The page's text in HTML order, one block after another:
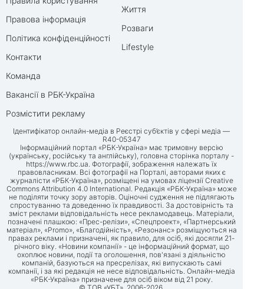
Правова інформація
Політика конфіденційності
Контакти
Команда
Вакансії в РБК-Україна
Розмістити рекламу
Життя
Розваги
Lifestyle
Ідентифікатор онлайн-медіа в Реєстрі суб’єктів у сфері медіа —
R40-05347
Інформаційний портал «РБК-Україна» має тримовну версію
(українську, російську та англійську), головна сторінка порталу -
https://www.rbc.ua. Фотографії, зображення належать їх
правовласникам. Всі фотографії на Порталі, авторами яких є
журналісти «РБК-Україна», розміщені на умовах ліцензії Creative
Commons Attribution 4.0 International. Редакція «РБК-Україна» може
не поділяти точку зору авторів. Оціночні судження не підлягають
спростуванню та доведенню їх правдивості. За достовірність та
зміст реклами відповідальність несе рекламодавець. Матеріали,
позначені плашкою: «Прес-релізи», «Спецпроект», «Партнерський
матеріал», «Promo», «Благодійність», «Резонанс» розміщуються на
правах реклами і призначені, як правило, для осіб, які досягли 21-
річного віку. «Новини компанії» - це інформаційний формат, що
охоплює новини, події та оголошення, пов'язані з діяльністю
компаній, базуються на пресрелізах, які випускають самі
компанії, і за які редакція не несе відповідальність. Онлайн-медіа
«РБК-Україна» призначене для осіб віком від 21 року.